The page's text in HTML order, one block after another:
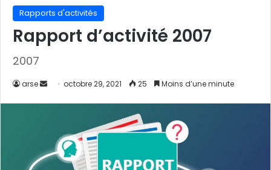
Rapports d'activités
Rapport d’activité 2007
2007
arse octobre 29, 2021 25 Moins d’une minute